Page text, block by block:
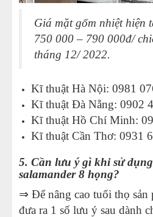
Giá mặt gốm nhiệt hiện
750 000 – 790 000đ/
tháng 12/ 2022.
Kĩ thuật Hà Nội: 0981
Kĩ thuật Đà Nẵng: 0902
Kĩ thuật Hồ Chí Minh:
Kĩ thuật Cần Thơ: 0931
5. Cần lưu ý gì khi sử
salamander 8 họng?
⇒ Để nâng cao tuổi thọ sản
đưa ra 1 số lưu ý sau dành